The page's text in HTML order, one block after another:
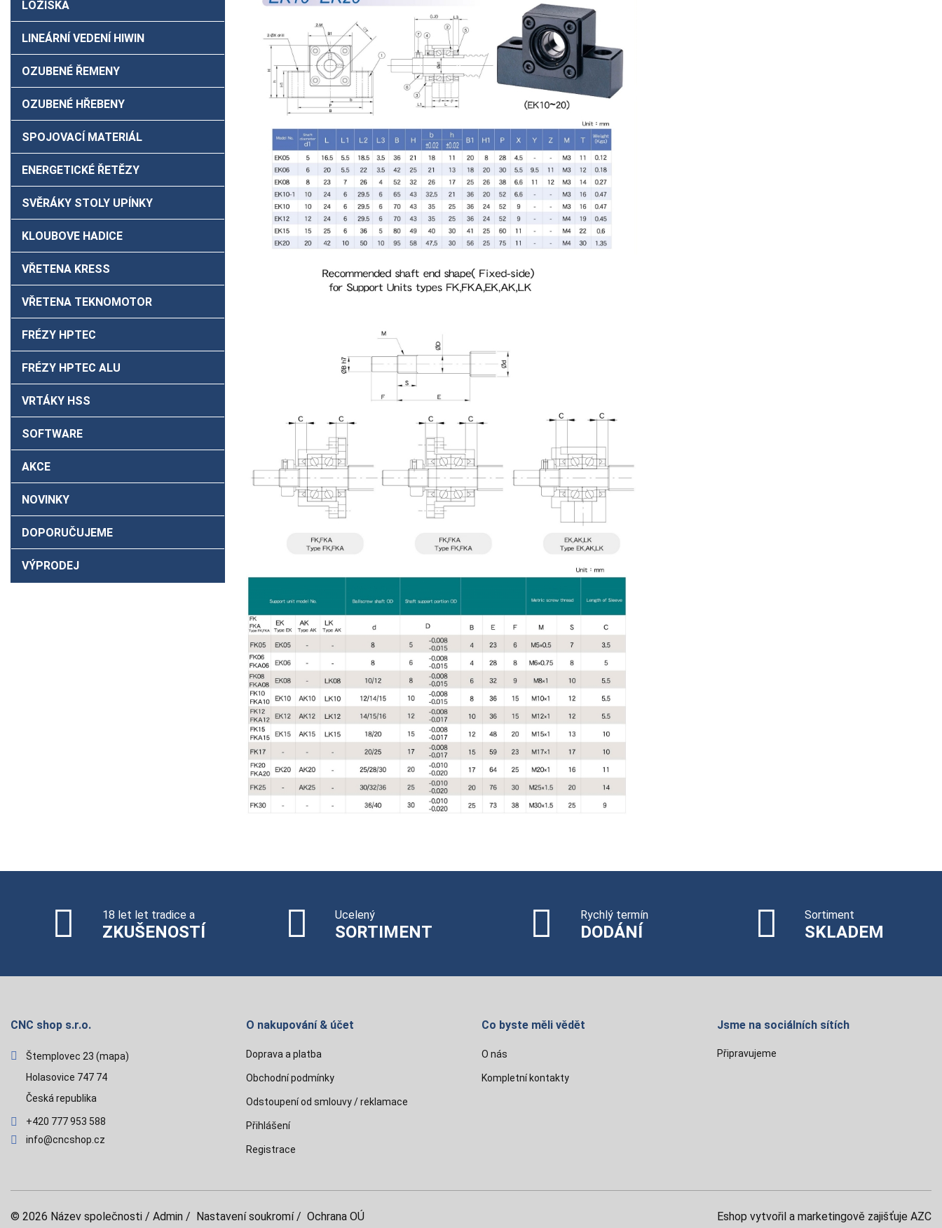
LOŽISKA
LINEÁRNÍ VEDENÍ HIWIN
OZUBENÉ ŘEMENY
OZUBENÉ HŘEBENY
SPOJOVACÍ MATERIÁL
ENERGETICKÉ ŘETĚZY
SVĚRÁKY STOLY UPÍNKY
KLOUBOVE HADICE
VŘETENA KRESS
VŘETENA TEKNOMOTOR
FRÉZY HPTEC
FRÉZY HPTEC ALU
VRTÁKY HSS
SOFTWARE
AKCE
NOVINKY
DOPORUČUJEME
VÝPRODEJ
18 let let tradice a
ZKUŠENOSTÍ
Ucelený
SORTIMENT
Rychlý termín
DODÁNÍ
Sortiment
SKLADEM
CNC shop s.r.o.
Štemplovec 23 (mapa)
Holasovice 747 74
Česká republika
+420 777 953 588
info@cncshop.cz
O nakupování & účet
Doprava a platba
Obchodní podmínky
Odstoupení od smlouvy / reklamace
Přihlášení
Registrace
Co byste měli vědět
O nás
Kompletní kontakty
Jsme na sociálních sítích
Připravujeme
© 2026 Název společnosti / Admin / Nastavení soukromí/ Ochrana OÚ Eshop vytvořil a marketingově zajišťuje AZC